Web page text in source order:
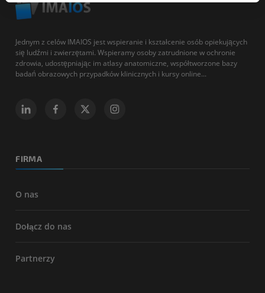
Jednym z celów IMAIOS jest wspieranie i kształcenie osób opiekujących
się ludźmi i zwierzętami. Wspieramy osoby zatrudnione w ochronie
zdrowia, udostępniając im atlasy anatomiczne, współtworzone bazy
badań obrazowych przypadków klinicznych i kursy online...
FIRMA
O nas
Dołącz do nas
Partnerzy